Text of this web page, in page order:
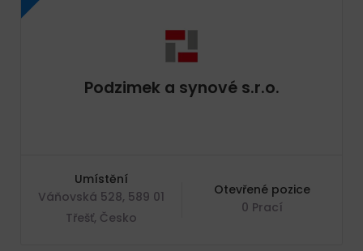
Podzimek a synové s.r.o.
Umístění
Váňovská 528, 589 01
Třešť, Česko
Otevřené pozice
0 Prací